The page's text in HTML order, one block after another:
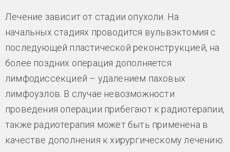
Лечение зависит от стадии опухоли. На
начальных стадиях проводится вульвэктомия с
последующей пластической реконструкцией, на
более поздних операция дополняется
лимфодиссекцией – удалением паховых
лимфоузлов. В случае невозможности
проведения операции прибегают к радиотерапии,
также радиотерапия может быть применена в
качестве дополнения к хирургическому лечению.